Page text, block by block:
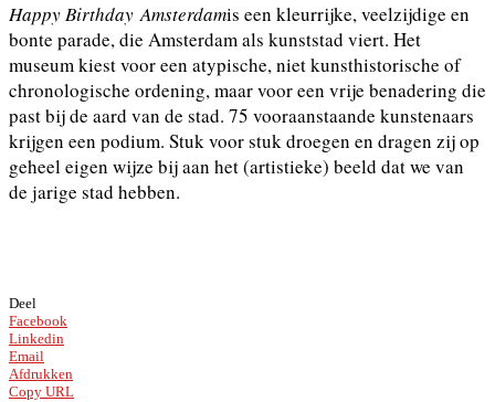
Happy Birthday Amsterdamis een kleurrijke, veelzijdige en
bonte parade, die Amsterdam als kunststad viert. Het
museum kiest voor een atypische, niet kunsthistorische of
chronologische ordening, maar voor een vrije benadering die
past bij de aard van de stad. 75 vooraanstaande kunstenaars
krijgen een podium. Stuk voor stuk droegen en dragen zij op
geheel eigen wijze bij aan het (artistieke) beeld dat we van
de jarige stad hebben.
Deel
Facebook
Linkedin
Email
Afdrukken
Copy URL